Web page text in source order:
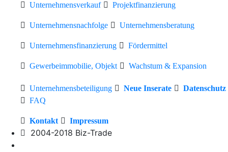
Unternehmensverkauf Projektfinanzierung
Unternehmensnachfolge Unternehmensberatung
Unternehmensfinanzierung Fördermittel
Gewerbeimmobilie, Objekt Wachstum & Expansion
Unternehmensbeteiligung Neue Inserate
Datenschutz
FAQ
Kontakt Impressum
2004-2018 Biz-Trade